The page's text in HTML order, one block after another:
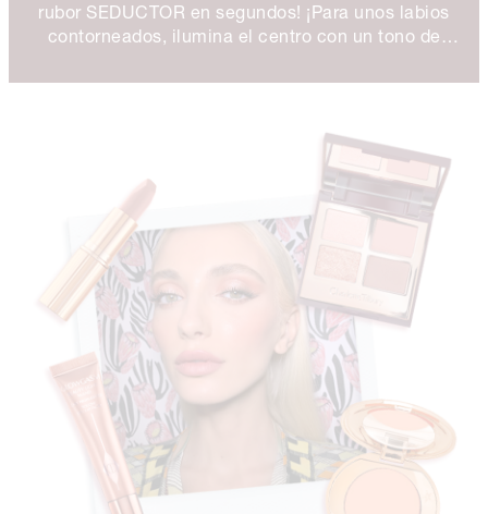
rubor SEDUCTOR en segundos! ¡Para unos labios
contorneados, ilumina el centro con un tono de